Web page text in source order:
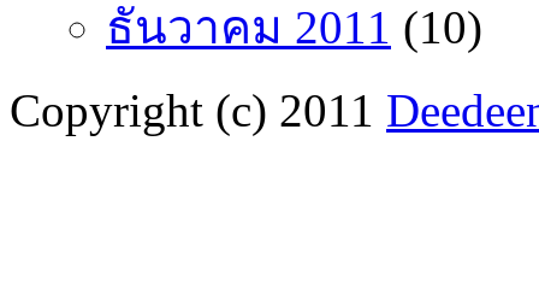
ธันวาคม 2011 (10)
Copyright (c) 2011